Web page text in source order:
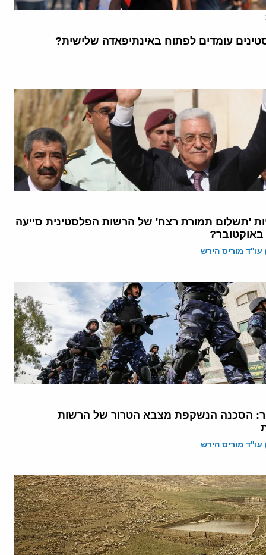
עומדים לפתוח באינתיפאדה שלישית?
'תשלום תמורת רצח' של הרשות הפלסטינית סייעה
מוריס הירש
הסכנה הנשקפת מצבא הטרור של הרשות
מוריס הירש